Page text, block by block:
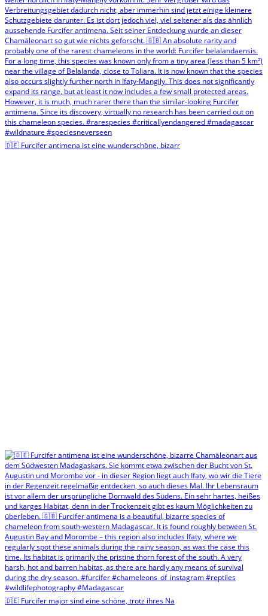
🇩🇪 Furcifer antimena ist eine wunderschöne, bizarr
🇩🇪 Furcifer major sind eine schöne, trotz ihres Na